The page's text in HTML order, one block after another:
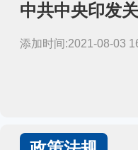
中共中央印发
添加时间:2021-08-03